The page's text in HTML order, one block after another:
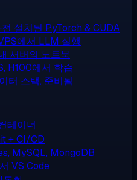
설치된 PyTorch & CUDA
에서 LLM 실행
서버의 노트북
H100에서 학습
터 스택, 준비됨
테이너
+ CI/CD
MySQL, MongoDB
VS Code